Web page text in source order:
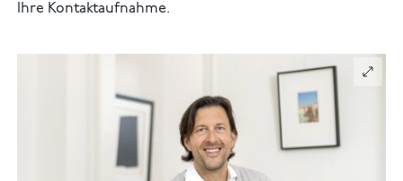
Ihre Kontaktaufnahme.